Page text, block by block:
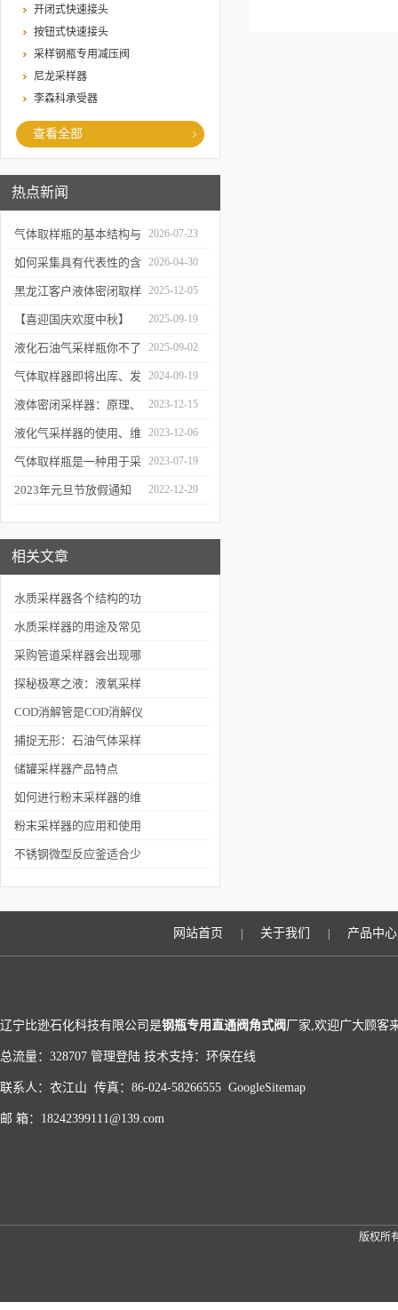
开闭式快速接头
按钮式快速接头
采样钢瓶专用减压阀
尼龙采样器
李森科承受器
查看全部
热点新闻
气体取样瓶的基本结构与
工作逻辑是什么？
2026-07-23
如何采集具有代表性的含
油水样？——石油类采水
器原理与使用
2026-04-30
黑龙江客户液体密闭取样
器项目顺利交付
2025-12-05
【喜迎国庆欢度中秋】
2025年国庆中秋放假通知
2025-09-19
液化石油气采样瓶你不了
解的知识！
2025-09-02
气体取样器即将出库、发
货！
2024-09-19
液体密闭采样器：原理、
应用和优势
2023-12-15
液化气采样器的使用、维
护与优化
2023-12-06
气体取样瓶是一种用于采
集、贮存和分析气体样品
2023-07-19
2023年元旦节放假通知 2022-12-29
相关文章
水质采样器各个结构的功
能简单介绍
水质采样器的用途及常见
故障分析与处理方法
采购​管道采样器会出现哪
些情况？
探秘极寒之液：液氧采样
器的应用与技术解析
COD消解管是COD消解仪
试验过程中*的一样设备
捕捉无形：石油气体采样
瓶的应用与技术解析
储罐采样器产品特点
如何进行粉末采样器的维
护保养工作呢？
粉末采样器的应用和使用
注意事项
不锈钢微型反应釜适合少
网站首页 关于我们 产品中心
辽宁比逊石化科技有限公司是钢瓶专用直通阀角式阀 厂家,欢迎广大顾客
总流量：328707 管理登陆 技术支持： 环保在线
联系人：衣江山 传真：86-024-58266555 GoogleSitemap
邮 箱：18242399111@139.com
版权所